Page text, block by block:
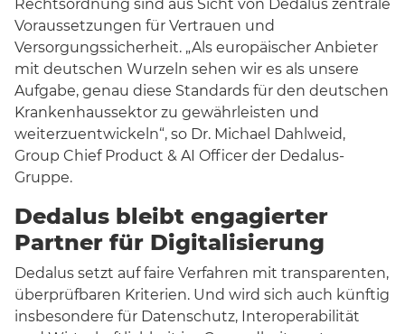
Rechtsordnung sind aus Sicht von Dedalus zentrale
Voraussetzungen für Vertrauen und
Versorgungssicherheit. „Als europäischer Anbieter
mit deutschen Wurzeln sehen wir es als unsere
Aufgabe, genau diese Standards für den deutschen
Krankenhaussektor zu gewährleisten und
weiterzuentwickeln“, so Dr. Michael Dahlweid,
Group Chief Product & AI Officer der Dedalus-
Gruppe.
Dedalus bleibt engagierter
Partner für Digitalisierung
Dedalus setzt auf faire Verfahren mit transparenten,
überprüfbaren Kriterien. Und wird sich auch künftig
insbesondere für Datenschutz, Interoperabilität